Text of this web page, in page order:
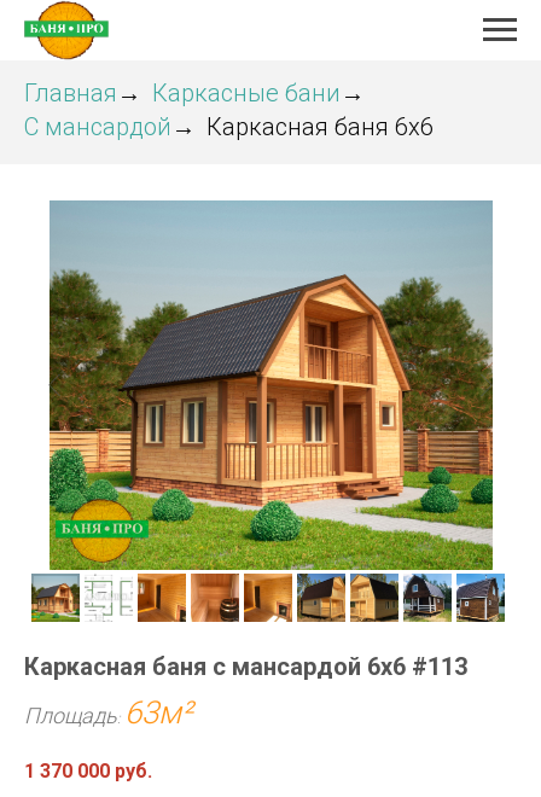
Главная → Каркасные бани →
С мансардой → Каркасная баня 6х6
Каркасная баня с мансардой 6х6 #113
Площадь: 63м²
1 370 000 руб.